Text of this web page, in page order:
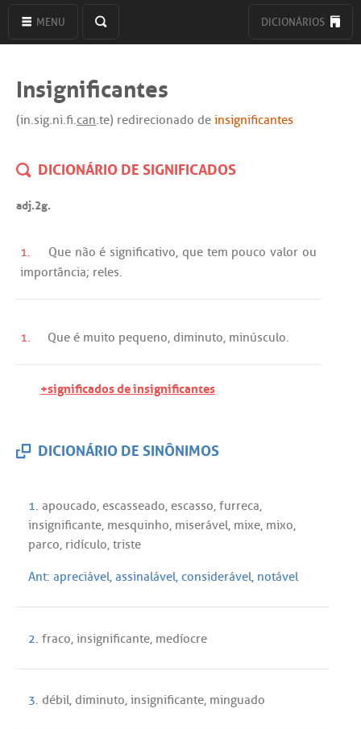
MENU DICIONÁRIOS
Insignificantes
(in.sig.ni.fi.can.te) redirecionado de insignificantes
DICIONÁRIO DE SIGNIFICADOS
adj.2g.
1. Que não é significativo, que tem pouco valor ou
importância; reles.
1. Que é muito pequeno, diminuto, minúsculo.
+significados de insignificantes
DICIONÁRIO DE SINÔNIMOS
1. apoucado, escasseado, escasso, furreca,
insignificante, mesquinho, miserável, mixe, mixo,
parco, ridículo, triste
Ant: apreciável, assinalável, considerável, notável
2. fraco, insignificante, medíocre
3. débil, diminuto, insignificante, minguado